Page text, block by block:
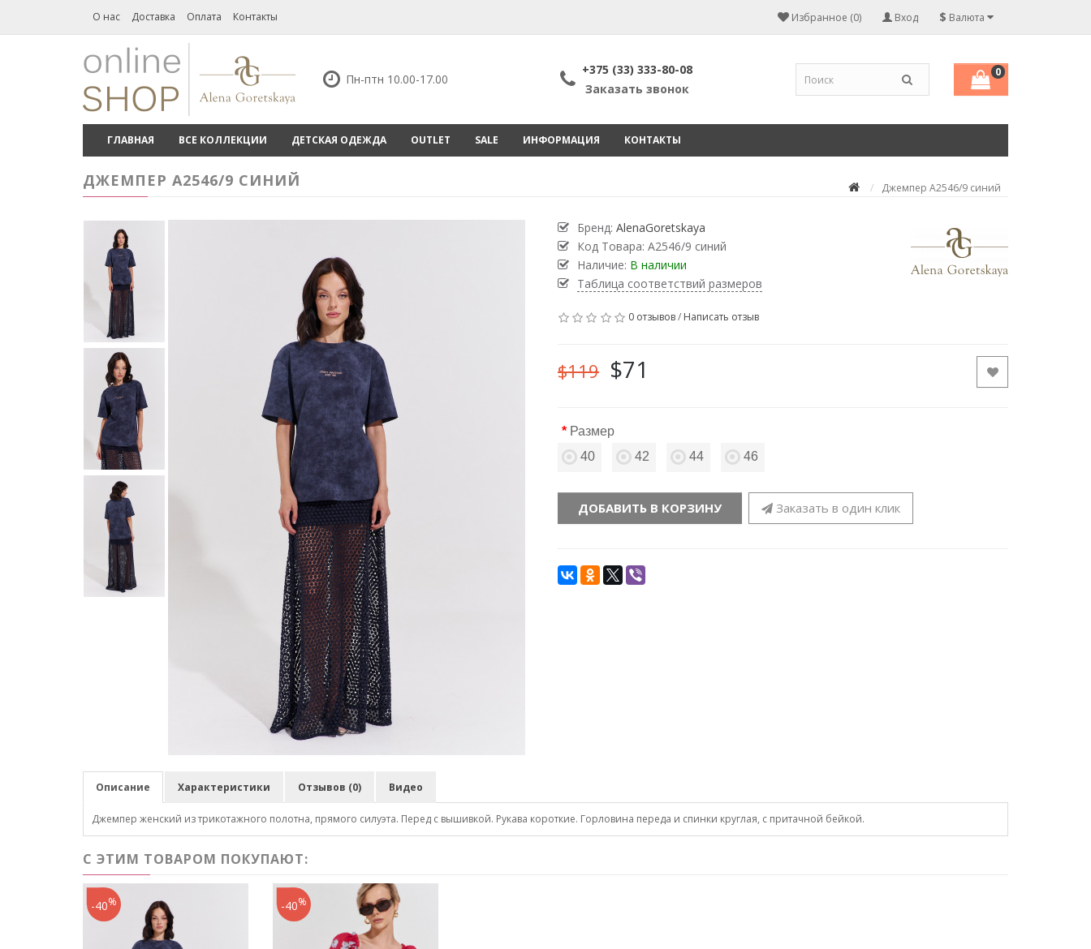
О нас Доставка Оплата Контакты $ Валюта
Вход
Избранное (0)
Пн-птн 10.00-17.00
+375 (33) 333-80-08
Заказать звонок
0
ГЛАВНАЯ ВСЕ КОЛЛЕКЦИИ ДЕТСКАЯ ОДЕЖДА OUTLET SALE ИНФОРМАЦИЯ КОНТАКТЫ
Джемпер А2546/9 синий
ДЖЕМПЕР А2546/9 СИНИЙ
Бренд: AlenaGoretskaya
Код Товара: А2546/9 синий
Наличие: В наличии
Таблица соответствий размеров
0 отзывов/ Написать отзыв
$119 $71
Размер
40
42 44 46
ДОБАВИТЬ В КОРЗИНУ Заказать в один клик
Описание Характеристики Отзывов (0) Видео
Джемпер женский из трикотажного полотна, прямого силуэта. Перед с вышивкой. Рукава короткие. Горловина переда и спинки круглая, с притачной бейкой.
С ЭТИМ ТОВАРОМ ПОКУПАЮТ:
-40% -40%